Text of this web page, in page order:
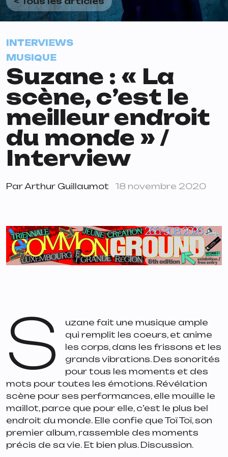
INTERVIEWS
MUSIQUE
Suzane : « La
scène, c’est le
meilleur endroit
du monde » /
Interview
ParArthur Guillaumot 18 novembre 2020
S
uzane fait une musique ample
qui remplit les coeurs, et anime
les corps, dans les frissons et les
grands vibrations. Des sonorités
pour tous les moments et des
mots pour toutes les émotions. Révélation
scène pour ses performances, elle mouille le
maillot, parce que pour elle, c’est le plus bel
endroit du monde. Elle confie que Toï Toï, son
premier album, rassemble des moments
précis de sa vie. Et bien plus. Discussion.